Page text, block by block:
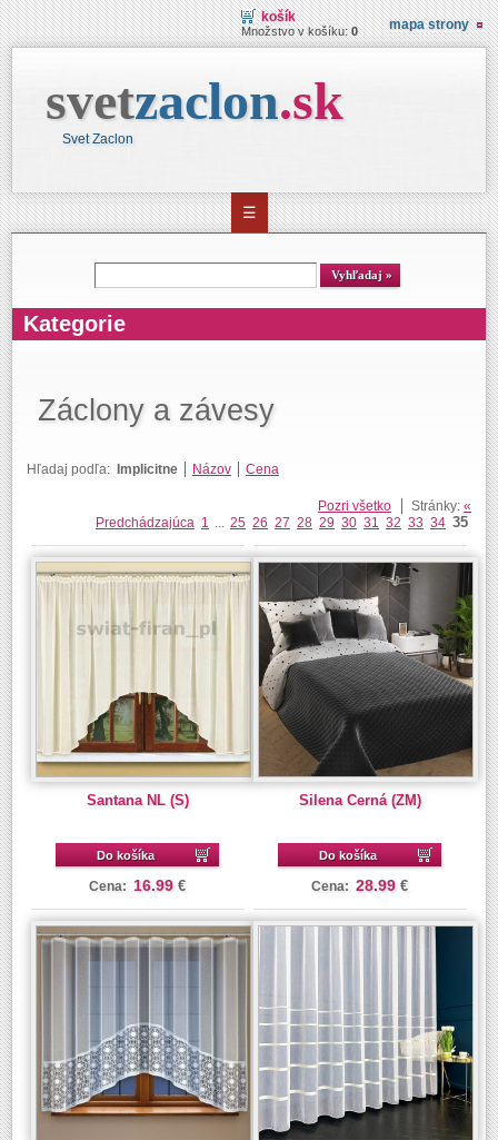
košík
Množstvo v košíku:0 mapa strony
svetzaclon.sk
Svet Zaclon
☰
Kategorie
Záclony a závesy
Hľadaj podľa: Implicitne Názov Cena
Pozri všetko Stránky: «
Predchádzajúca 1 ... 25 26 27 28 29 30 31 32 33 34 35
Santana NL (S)
Do košíka
Cena: 16.99 €
Silena Cerná (ZM)
Do košíka
Cena: 28.99 €